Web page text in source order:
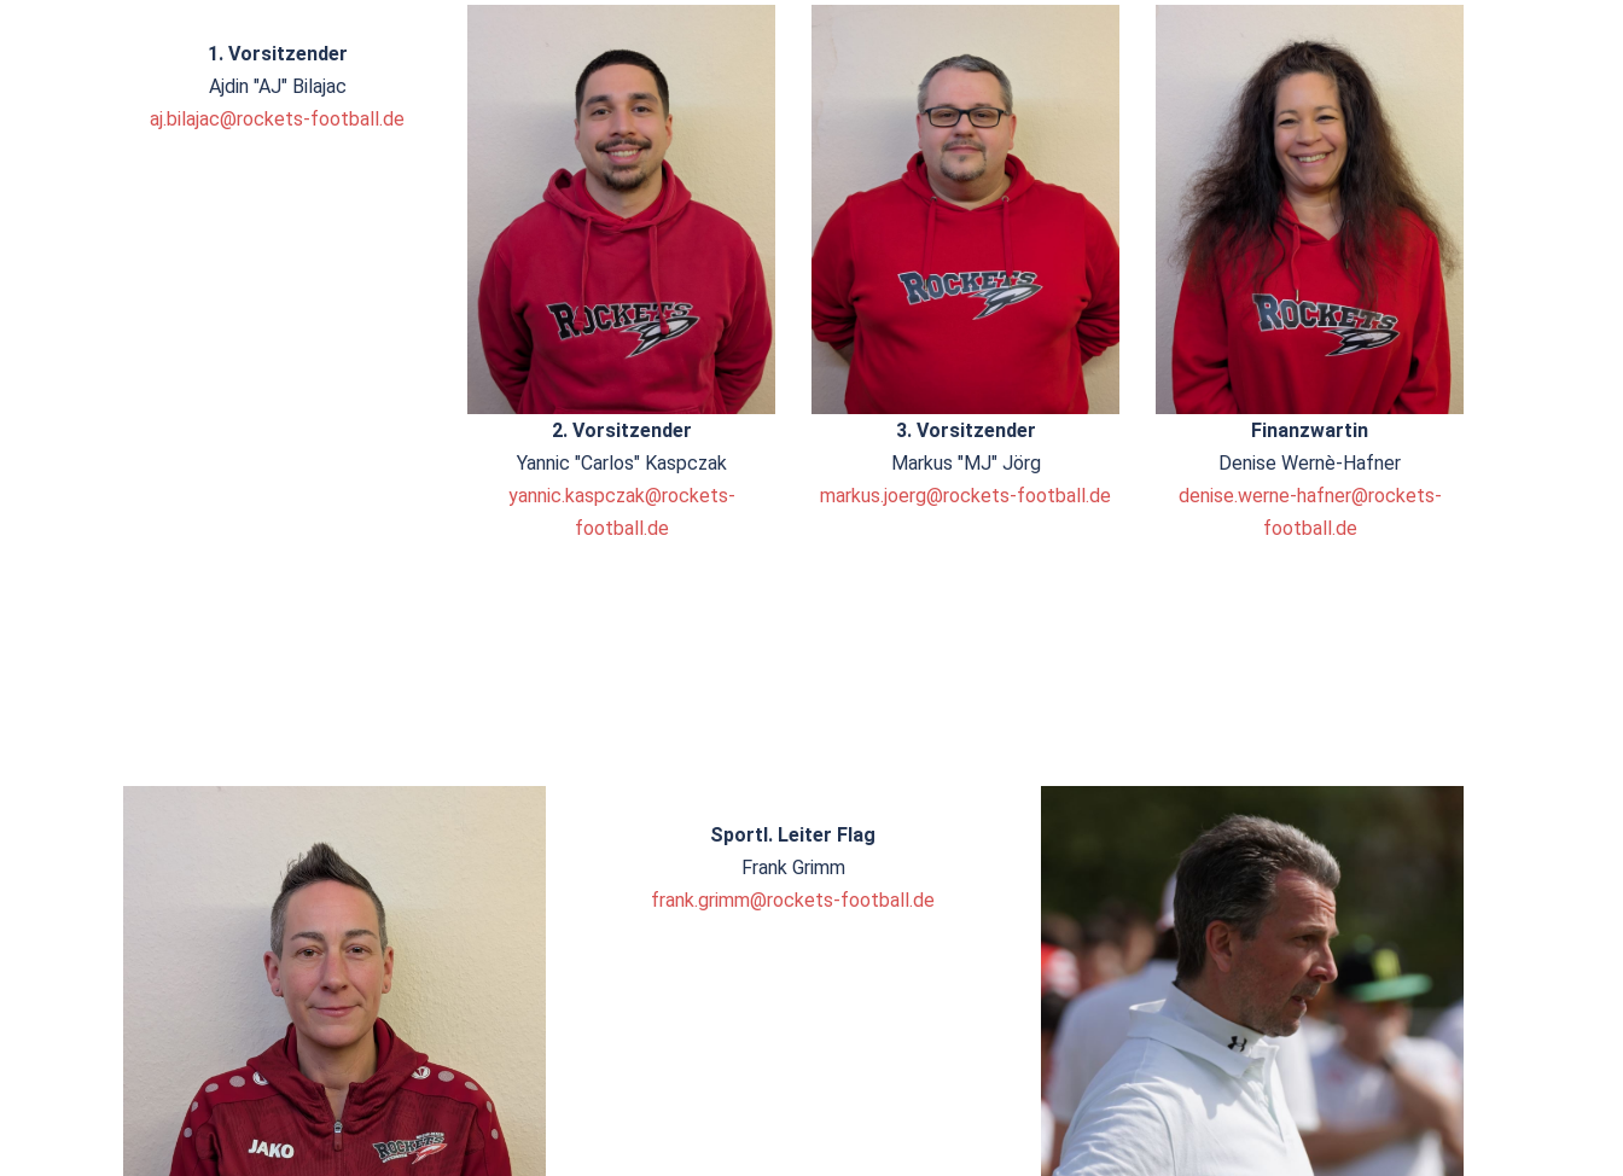
1. Vorsitzender
Ajdin "AJ" Bilajac
aj.bilajac@rockets-football.de
2. Vorsitzender
Yannic "Carlos" Kaspczak
yannic.kaspczak@rockets-
football.de
3. Vorsitzender
Markus "MJ" Jörg
markus.joerg@rockets-football.de
Finanzwartin
Denise Wernè-Hafner
denise.werne-hafner@rockets-
football.de
Sportl. Leiter Flag
Frank Grimm
frank.grimm@rockets-football.de